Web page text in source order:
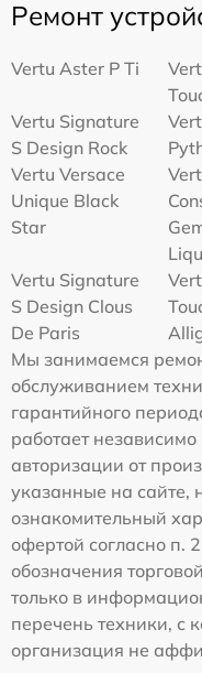
Ремонт
Vertu Aster P Ti
Vertu Signature
S Design Rock
Vertu Versace
Unique Black
Star
Vertu Signature
S Design Clous
De Paris
Мы занимаемся
обслуживанием
гарантийного
работает
авторизации от
указанные на сайте,
ознакомительный
офертой согласно п.
обозначения
только в
перечень техники, с
организация не